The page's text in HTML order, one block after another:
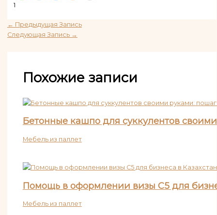
1
← Предыдущая Запись
Следующая Запись →
Похожие записи
Бетонные кашпо для суккулентов
Мебель из паллет
Помощь в оформлении визы C5 для
Мебель из паллет